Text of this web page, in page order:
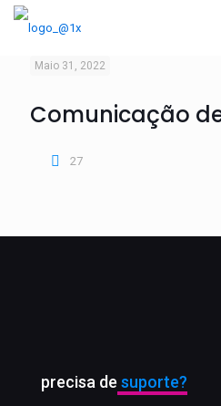
Maio 31, 2022
Comunicação
27
precisa de suporte?